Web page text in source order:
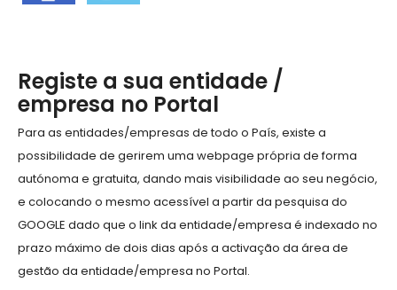
Registe a sua entidade /
empresa no Portal
Para as entidades/empresas de todo o País, existe a
possibilidade de gerirem uma webpage própria de forma
autónoma e gratuita, dando mais visibilidade ao seu negócio,
e colocando o mesmo acessível a partir da pesquisa do
GOOGLE dado que o link da entidade/empresa é indexado no
prazo máximo de dois dias após a activação da área de
gestão da entidade/empresa no Portal.